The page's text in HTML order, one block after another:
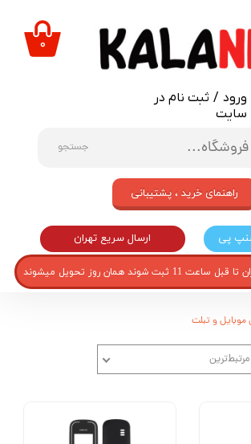
جستجو
ورود / ثبت نام در
سایت
۰
پی ارسال سریع تهران
راهنمای خرید ، پشتیبانی
همان روز تحویل میشوند
و تبلت
مرتبط‌ترین